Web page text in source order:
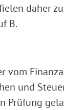
daher
B.
vom
und
Prüfung